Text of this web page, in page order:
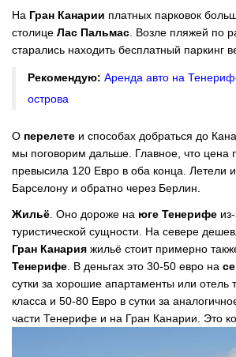
На Гран Канарии платных парковок
столице Лас Пальмас . Возле пляжей по
старались находить бесплатный паркинг
Рекомендую: Аренда авто на
острова
О перелете и способах добраться до
мы поговорим дальше. Главное, что цена
превысила 120 Евро в оба конца. Летели
Барселону и обратно через Берлин.
Жильё . Оно дороже на юге Тенерифе
туристической сущности. На севере
Гран Канария жильё стоит примерно
Тенерифе . В деньгах это 30-50 евро на
сутки за хорошие апартаменты или отель
класса и 50-80 Евро в сутки за
части Тенерифе и на Гран Канарии. Это